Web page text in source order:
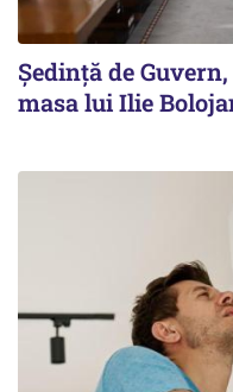
Ședință de
masa lui Ilie